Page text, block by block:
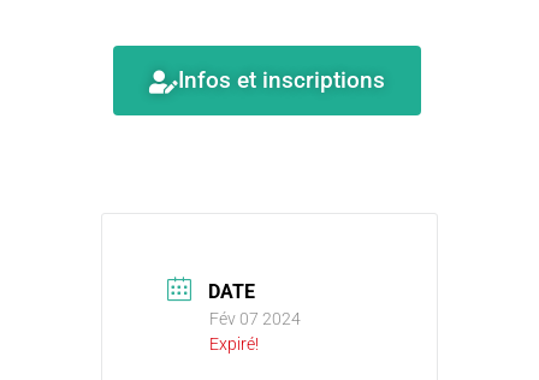
Infos et inscriptions
DATE
Fév 07 2024
Expiré!